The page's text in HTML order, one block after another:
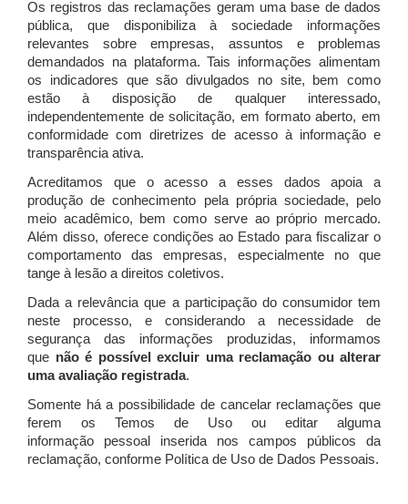
Os registros das reclamações geram uma base de dados
pública, que disponibiliza à sociedade informações
relevantes sobre empresas, assuntos e problemas
demandados na plataforma. Tais informações alimentam
os indicadores que são divulgados no site, bem como
estão à disposição de qualquer interessado,
independentemente de solicitação, em formato aberto, em
conformidade com diretrizes de acesso à informação e
transparência ativa.
Acreditamos que o acesso a esses dados apoia a
produção de conhecimento pela própria sociedade, pelo
meio acadêmico, bem como serve ao próprio mercado.
Além disso, oferece condições ao Estado para fiscalizar o
comportamento das empresas, especialmente no que
tange à lesão a direitos coletivos.
Dada a relevância que a participação do consumidor tem
neste processo, e considerando a necessidade de
segurança das informações produzidas, informamos
que não é possível excluir uma reclamação ou alterar
uma avaliação registrada.
Somente há a possibilidade de cancelar reclamações que
ferem os Temos de Uso ou editar alguma
informação pessoal inserida nos campos públicos da
reclamação, conforme Política de Uso de Dados Pessoais.